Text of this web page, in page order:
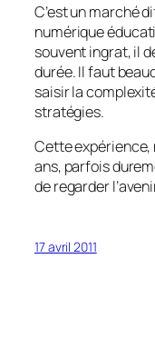
C’est un marché
numérique
souvent ingrat, il
durée. Il faut
saisir la
stratégies.
Cette expérience,
ans, parfois
de regarder
17 avril 2011